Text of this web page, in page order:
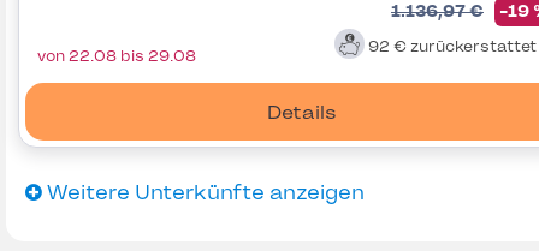
1.136,97 € -19
92 € zurückerstattet
Details
von 22.08 bis 29.08
Weitere Unterkünfte anzeigen